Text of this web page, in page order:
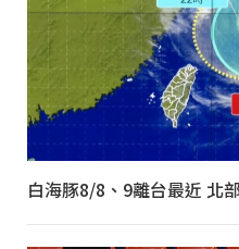
白海豚8/8、9離台最近 北